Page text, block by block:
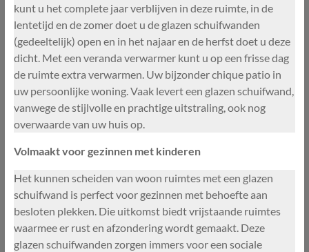
kunt u het complete jaar verblijven in deze ruimte, in de
lentetijd en de zomer doet u de glazen schuifwanden
(gedeeltelijk) open en in het najaar en de herfst doet u deze
dicht. Met een veranda verwarmer kunt u op een frisse dag
de ruimte extra verwarmen. Uw bijzonder chique patio in
uw persoonlijke woning. Vaak levert een glazen schuifwand,
vanwege de stijlvolle en prachtige uitstraling, ook nog
overwaarde van uw huis op.
Volmaakt voor gezinnen met kinderen
Het kunnen scheiden van woon ruimtes met een glazen
schuifwand is perfect voor gezinnen met behoefte aan
besloten plekken. Die uitkomst biedt vrijstaande ruimtes
waarmee er rust en afzondering wordt gemaakt. Deze
glazen schuifwanden zorgen immers voor een sociale